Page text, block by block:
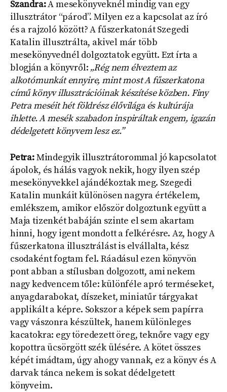
Szandra:A mesekönyveknél mindig van egy
illusztrátor “párod”. Milyen ez a kapcsolat az író
és a rajzoló között? A fűszerkatonát Szegedi
Katalin illusztrálta, akivel már több
mesekönyvednél dolgoztatok együtt. Ezt írta a
blogján a könyvről: „Rég nem élveztem az
alkotómunkát ennyire, mint most A fűszerkatona
című könyv illusztrációinak készítése közben. Finy
Petra meséit hét földrész élővilága és kultúrája
ihlette. A mesék szabadon inspiráltak engem, igazán
dédelgetett könyvem lesz ez.”
Petra:Mindegyik illusztrátorommal jó kapcsolatot
ápolok, és hálás vagyok nekik, hogy ilyen szép
mesekönyvekkel ajándékoztak meg. Szegedi
Katalin munkáit különösen nagyra értékelem,
emlékszem, amikor először dolgoztunk együtt a
Maja tizenkét babáján szinte el sem akartam
hinni, hogy igent mondott a felkérésre. Az, hogy A
fűszerkatona illusztrálást is elvállalta, kész
csodaként fogtam fel. Ráadásul ezen könyvön
pont abban a stílusban dolgozott, ami nekem
nagy kedvencem tőle: különféle apró terméseket,
anyagdarabokat, díszeket, miniatűr tárgyakat
applikált a képre. Sokszor a képek sem papírra
vagy vászonra készültek, hanem különleges
kacatokra: egy töredezett öreg, teknőre vagy egy
kopottra ücsörgött szék ülésére. A kötet összes
képét imádtam, úgy ahogy vannak, ez a könyv és A
darvak tánca nekem is sokat dédelgetett
könyveim.